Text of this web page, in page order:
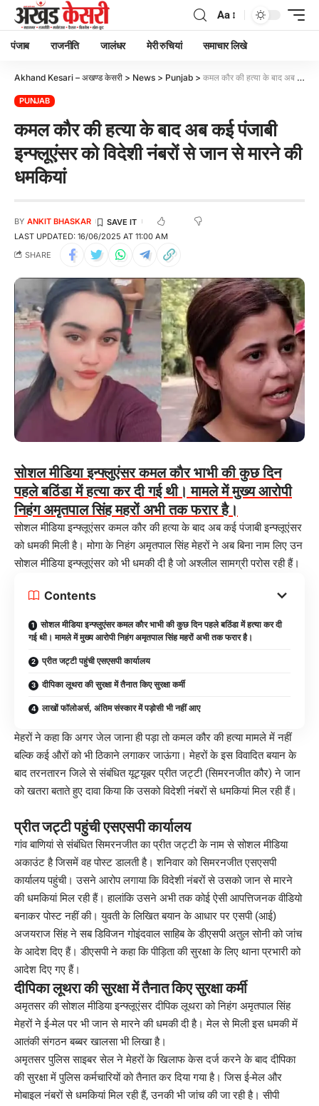
Aa
पंजाब राजनीति जालंधर मेरी रुचियां समाचार लिखे
Akhand Kesari – अखण्ड केसरी > News > Punjab > कमल कौर की हत्या के बाद अब कई पंजाबी इन्फ्लूएंसर को विदेशी नंबरों से जान से मारने की धमकियां
PUNJAB
कमल कौर की हत्या के बाद अब कई पंजाबी
इन्फ्लूएंसर को विदेशी नंबरों से जान से मारने की
धमकियां
LAST UPDATED: 16/06/2025 AT 11:00 AM
BY ANKIT BHASKAR
SHARE
सोशल मीडिया इन्फ्लुएंसर कमल काैर भाभी की कुछ दिन
पहले बठिंडा में हत्या कर दी गई थी। मामले में मुख्य आरोपी
निहंग अमृतपाल सिंह महरों अभी तक फरार है।
सोशल मीडिया इन्फ्लूएंसर कमल कौर की हत्या के बाद अब कई पंजाबी इन्फ्लूएंसर
को धमकी मिली है। मोगा के निहंग अमृतपाल सिंह मेहरों ने अब बिना नाम लिए उन
सोशल मीडिया इन्फ्लूएंसर को भी धमकी दी है जो अश्लील सामग्री परोस रही हैं।
Contents
सोशल मीडिया इन्फ्लुएंसर कमल काैर भाभी की कुछ दिन पहले बठिंडा में हत्या कर दी
गई थी। मामले में मुख्य आरोपी निहंग अमृतपाल सिंह महरों अभी तक फरार है।
प्रीत जट्टी पहुंची एसएसपी कार्यालय
दीपिका लूथरा की सुरक्षा में तैनात किए सुरक्षा कर्मी
लाखों फॉलोअर्स, अंतिम संस्कार में पड़ोसी भी नहीं आए
मेहरों ने कहा कि अगर जेल जाना ही पड़ा तो कमल कौर की हत्या मामले में नहीं
बल्कि कई औरों को भी ठिकाने लगाकर जाऊंगा। मेहरों के इस विवादित बयान के
बाद तरनतारन जिले से संबंधित यूट्यूबर प्रीत जट्टी (सिमरनजीत कौर) ने जान
को खतरा बताते हुए दावा किया कि उसको विदेशी नंबरों से धमकियां मिल रही हैं।
प्रीत जट्टी पहुंची एसएसपी कार्यालय
गांव बाणियां से संबंधित सिमरनजीत का प्रीत जट्टी के नाम से सोशल मीडिया
अकाउंट है जिसमें वह पोस्ट डालती है। शनिवार को सिमरनजीत एसएसपी
कार्यालय पहुंची। उसने आरोप लगाया कि विदेशी नंबरों से उसको जान से मारने
की धमकियां मिल रही हैं। हालांकि उसने अभी तक कोई ऐसी आपत्तिजनक वीडियो
बनाकर पोस्ट नहीं की। युवती के लिखित बयान के आधार पर एसपी (आई)
अजयराज सिंह ने सब डिविजन गोइंदवाल साहिब के डीएसपी अतुल सोनी को जांच
के आदेश दिए हैं। डीएसपी ने कहा कि पीड़िता की सुरक्षा के लिए थाना प्रभारी को
आदेश दिए गए हैं।
दीपिका लूथरा की सुरक्षा में तैनात किए सुरक्षा कर्मी
अमृतसर की सोशल मीडिया इन्फ्लूएंसर दीपिक लूथरा को निहंग अमृतपाल सिंह
मेहरों ने ई-मेल पर भी जान से मारने की धमकी दी है। मेल से मिली इस धमकी में
आतंकी संगठन बब्बर खालसा भी लिखा है।
अमृतसर पुलिस साइबर सेल ने मेहरों के खिलाफ केस दर्ज करने के बाद दीपिका
की सुरक्षा में पुलिस कर्मचारियों को तैनात कर दिया गया है। जिस ई-मेल और
मोबाइल नंबरों से धमकियां मिल रही हैं, उनकी भी जांच की जा रही है। सीपी